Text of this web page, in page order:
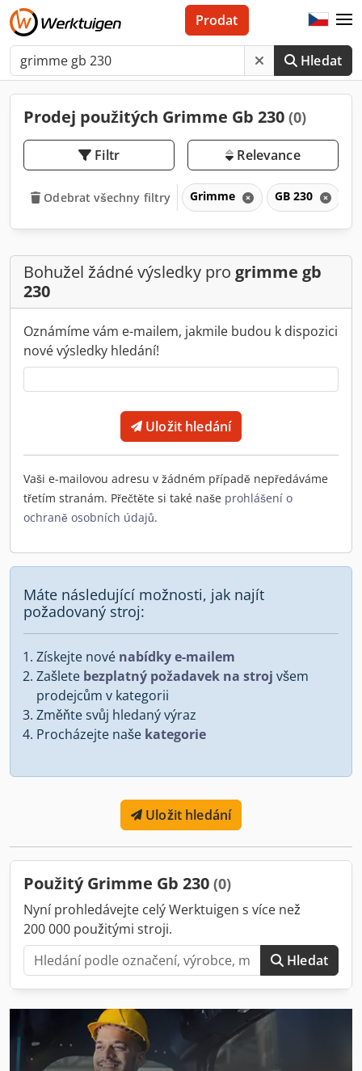
Hledat
Prodat
Prodej použitých Grimme Gb 230 (0)
Filtr Relevance
Odebrat všechny filtry Grimme GB 230
Bohužel žádné výsledky pro grimme gb
230
Oznámíme vám e-mailem, jakmile budou k dispozici
nové výsledky hledání!
Uložit hledání
Vaši e-mailovou adresu v žádném případě nepředáváme
třetím stranám. Přečtěte si také naše prohlášení o
ochraně osobních údajů.
Máte následující možnosti, jak najít
požadovaný stroj:
Získejte nové nabídky e-mailem
Zašlete bezplatný požadavek na stroj všem
prodejcům v kategorii
Změňte svůj hledaný výraz
Procházejte naše kategorie
Uložit hledání
Použitý Grimme Gb 230 (0)
Nyní prohledávejte celý Werktuigen s více než
200 000 použitými stroji.
Hledat